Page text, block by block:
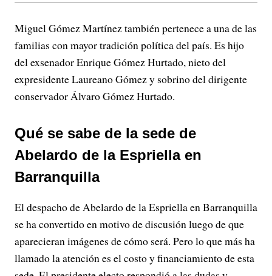
Miguel Gómez Martínez también pertenece a una de las
familias con mayor tradición política del país. Es hijo
del exsenador Enrique Gómez Hurtado, nieto del
expresidente Laureano Gómez y sobrino del dirigente
conservador Álvaro Gómez Hurtado.
Qué se sabe de la sede de
Abelardo de la Espriella en
Barranquilla
El despacho de Abelardo de la Espriella en Barranquilla
se ha convertido en motivo de discusión luego de que
aparecieran imágenes de cómo será. Pero lo que más ha
llamado la atención es el costo y financiamiento de esta